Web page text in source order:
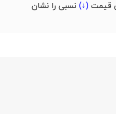
قیمت (↓) نسبی را نشان